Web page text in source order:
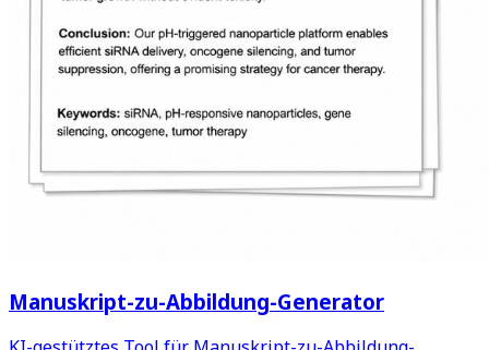
Manuskript-zu-Abbildung-Generator